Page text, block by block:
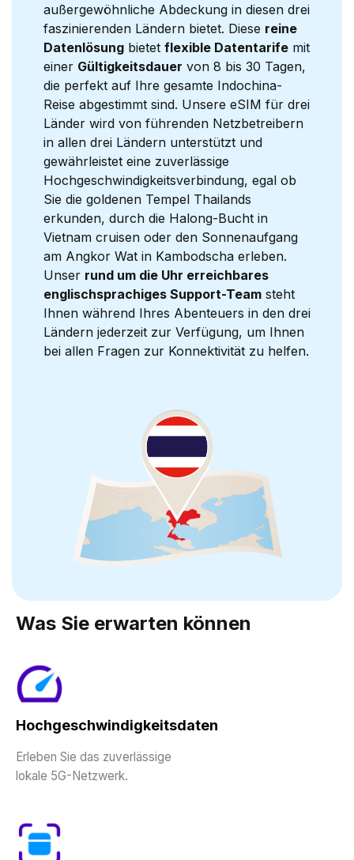
außergewöhnliche Abdeckung in diesen drei
faszinierenden Ländern bietet. Diese reine
Datenlösung bietet flexible Datentarife mit
einer Gültigkeitsdauer von 8 bis 30 Tagen,
die perfekt auf Ihre gesamte Indochina-
Reise abgestimmt sind. Unsere eSIM für drei
Länder wird von führenden Netzbetreibern
in allen drei Ländern unterstützt und
gewährleistet eine zuverlässige
Hochgeschwindigkeitsverbindung, egal ob
Sie die goldenen Tempel Thailands
erkunden, durch die Halong-Bucht in
Vietnam cruisen oder den Sonnenaufgang
am Angkor Wat in Kambodscha erleben.
Unser rund um die Uhr erreichbares
englischsprachiges Support-Team steht
Ihnen während Ihres Abenteuers in den drei
Ländern jederzeit zur Verfügung, um Ihnen
bei allen Fragen zur Konnektivität zu helfen.
Was Sie erwarten können
Hochgeschwindigkeitsdaten
Erleben Sie das zuverlässige
lokale 5G-Netzwerk.